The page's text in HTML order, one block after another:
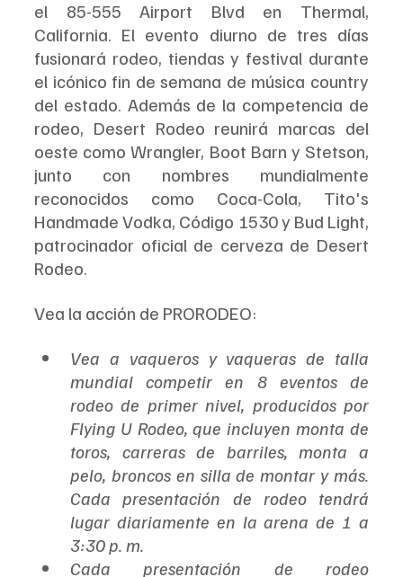
el 85-555 Airport Blvd en Thermal,
California. El evento diurno de tres días
fusionará rodeo, tiendas y festival durante
el icónico fin de semana de música country
del estado. Además de la competencia de
rodeo, Desert Rodeo reunirá marcas del
oeste como Wrangler, Boot Barn y Stetson,
junto con nombres mundialmente
reconocidos como Coca-Cola, Tito's
Handmade Vodka, Código 1530 y Bud Light,
patrocinador oficial de cerveza de Desert
Rodeo.
Vea la acción de PRORODEO:
Vea a vaqueros y vaqueras de talla
mundial competir en 8 eventos de
rodeo de primer nivel, producidos por
Flying U Rodeo, que incluyen monta de
toros, carreras de barriles, monta a
pelo, broncos en silla de montar y más.
Cada presentación de rodeo tendrá
lugar diariamente en la arena de 1 a
3:30 p. m.
Cada presentación de rodeo